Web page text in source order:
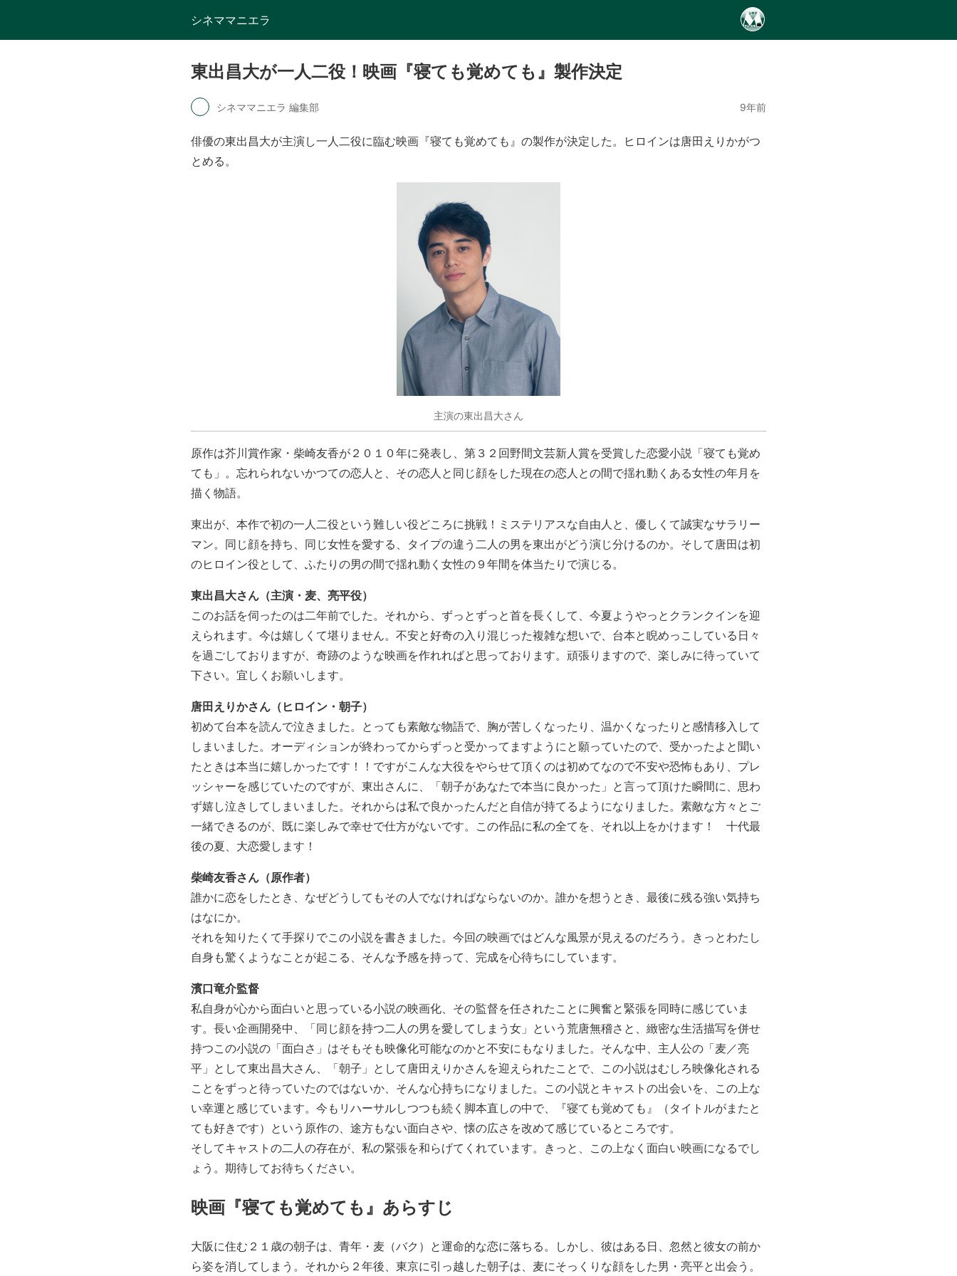
シネママニエラ
東出昌大が一人二役！映画『寝ても覚めても』製作決定
シネママニエラ 編集部 9年前
俳優の東出昌大が主演し一人二役に臨む映画『寝ても覚めても』の製作が決定した。ヒロインは唐田えりかがつ
とめる。
主演の東出昌大さん
原作は芥川賞作家・柴崎友香が２０１０年に発表し、第３２回野間文芸新人賞を受賞した恋愛小説「寝ても覚め
ても」。忘れられないかつての恋人と、その恋人と同じ顔をした現在の恋人との間で揺れ動くある女性の年月を
描く物語。
東出が、本作で初の一人二役という難しい役どころに挑戦！ミステリアスな自由人と、優しくて誠実なサラリー
マン。同じ顔を持ち、同じ女性を愛する、タイプの違う二人の男を東出がどう演じ分けるのか。そして唐田は初
のヒロイン役として、ふたりの男の間で揺れ動く女性の９年間を体当たりで演じる。
東出昌大さん（主演・麦、亮平役）
このお話を伺ったのは二年前でした。それから、ずっとずっと首を長くして、今夏ようやっとクランクインを迎
えられます。今は嬉しくて堪りません。不安と好奇の入り混じった複雑な想いで、台本と睨めっこしている日々
を過ごしておりますが、奇跡のような映画を作れればと思っております。頑張りますので、楽しみに待っていて
下さい。宜しくお願いします。
唐田えりかさん（ヒロイン・朝子）
初めて台本を読んで泣きました。とっても素敵な物語で、胸が苦しくなったり、温かくなったりと感情移入して
しまいました。オーディションが終わってからずっと受かってますようにと願っていたので、受かったよと聞い
たときは本当に嬉しかったです！！ですがこんな大役をやらせて頂くのは初めてなので不安や恐怖もあり、プレ
ッシャーを感じていたのですが、東出さんに、「朝子があなたで本当に良かった」と言って頂けた瞬間に、思わ
ず嬉し泣きしてしまいました。それからは私で良かったんだと自信が持てるようになりました。素敵な方々とご
一緒できるのが、既に楽しみで幸せで仕方がないです。この作品に私の全てを、それ以上をかけます！ 十代最
後の夏、大恋愛します！
柴崎友香さん（原作者）
誰かに恋をしたとき、なぜどうしてもその人でなければならないのか。誰かを想うとき、最後に残る強い気持ち
はなにか。
それを知りたくて手探りでこの小説を書きました。今回の映画ではどんな風景が見えるのだろう。きっとわたし
自身も驚くようなことが起こる、そんな予感を持って、完成を心待ちにしています。
濱口竜介監督
私自身が心から面白いと思っている小説の映画化、その監督を任されたことに興奮と緊張を同時に感じていま
す。長い企画開発中、「同じ顔を持つ二人の男を愛してしまう女」という荒唐無稽さと、緻密な生活描写を併せ
持つこの小説の「面白さ」はそもそも映像化可能なのかと不安にもなりました。そんな中、主人公の「麦／亮
平」として東出昌大さん、「朝子」として唐田えりかさんを迎えられたことで、この小説はむしろ映像化される
ことをずっと待っていたのではないか、そんな心持ちになりました。この小説とキャストの出会いを、この上な
い幸運と感じています。今もリハーサルしつつも続く脚本直しの中で、『寝ても覚めても』（タイトルがまたと
ても好きです）という原作の、途方もない面白さや、懐の広さを改めて感じているところです。
そしてキャストの二人の存在が、私の緊張を和らげてくれています。きっと、この上なく面白い映画になるでし
ょう。期待してお待ちください。
映画『寝ても覚めても』あらすじ
大阪に住む２１歳の朝子は、青年・麦（バク）と運命的な恋に落ちる。しかし、彼はある日、忽然と彼女の前か
ら姿を消してしまう。それから２年後、東京に引っ越した朝子は、麦にそっくりな顔をした男・亮平と出会う。